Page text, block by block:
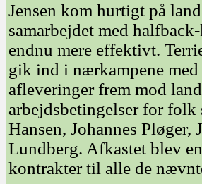
Jensen kom hurtigt på
samarbejdet med
endnu mere effektivt.
gik ind i nærkampene
afleveringer frem mod
arbejdsbetingelser for
Hansen, Johannes
Lundberg. Afkastet blev
kontrakter til alle de